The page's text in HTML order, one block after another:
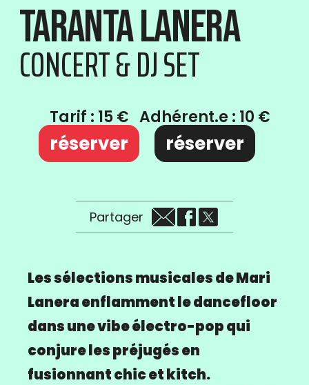
Taranta Lanera
CONCERT & DJ SET
Tarif : 15 €
réserver
Adhérent.e : 10 €
réserver
Partager
Les sélections musicales de Mari
Lanera enflamment le dancefloor
dans une vibe électro-pop qui
conjure les préjugés en
fusionnant chic et kitch.